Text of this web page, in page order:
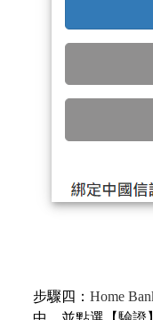
步驟四：Home